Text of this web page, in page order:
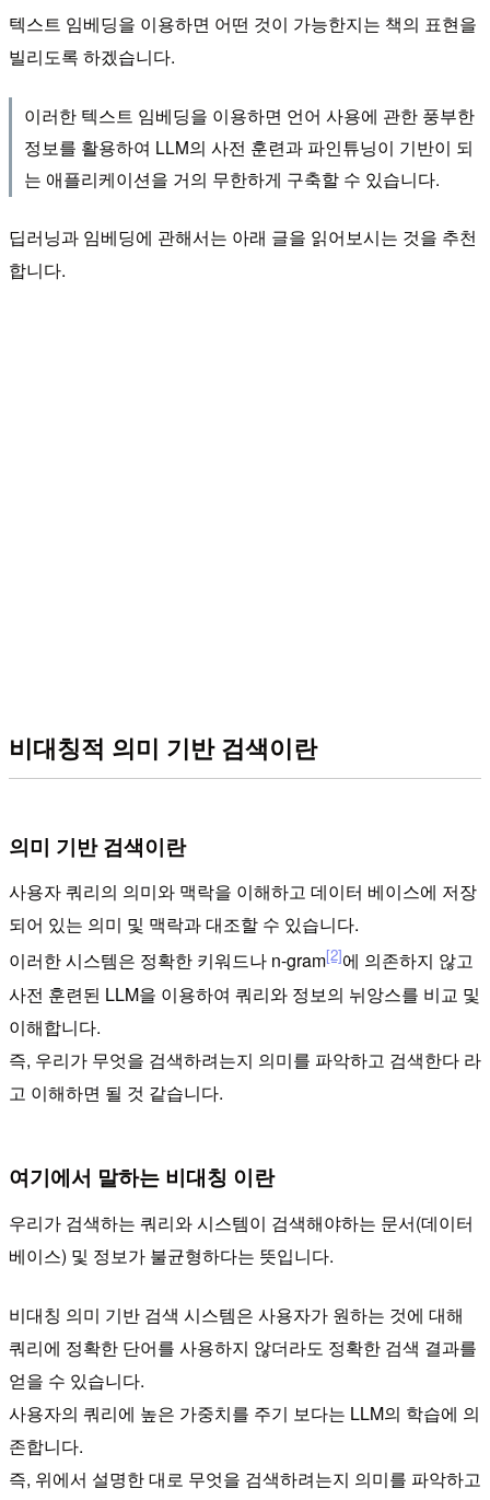
텍스트 임베딩을 이용하면 어떤 것이 가능한지는 책의 표현을
빌리도록 하겠습니다.
이러한 텍스트 임베딩을 이용하면 언어 사용에 관한 풍부한
정보를 활용하여 LLM의 사전 훈련과 파인튜닝이 기반이 되
는 애플리케이션을 거의 무한하게 구축할 수 있습니다.
딥러닝과 임베딩에 관해서는 아래 글을 읽어보시는 것을 추천
합니다.
비대칭적 의미 기반 검색이란
의미 기반 검색이란
사용자 쿼리의 의미와 맥락을 이해하고 데이터 베이스에 저장
되어 있는 의미 및 맥락과 대조할 수 있습니다.
이러한 시스템은 정확한 키워드나 n-gram[2]에 의존하지 않고
사전 훈련된 LLM을 이용하여 쿼리와 정보의 뉘앙스를 비교 및
이해합니다.
즉, 우리가 무엇을 검색하려는지 의미를 파악하고 검색한다 라
고 이해하면 될 것 같습니다.
여기에서 말하는 비대칭 이란
우리가 검색하는 쿼리와 시스템이 검색해야하는 문서(데이터
베이스) 및 정보가 불균형하다는 뜻입니다.
비대칭 의미 기반 검색 시스템은 사용자가 원하는 것에 대해
쿼리에 정확한 단어를 사용하지 않더라도 정확한 검색 결과를
얻을 수 있습니다.
사용자의 쿼리에 높은 가중치를 주기 보다는 LLM의 학습에 의
존합니다.
즉, 위에서 설명한 대로 무엇을 검색하려는지 의미를 파악하고